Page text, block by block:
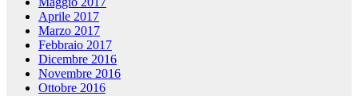
Aprile 2017
Marzo 2017
Febbraio 2017
Dicembre 2016
Novembre 2016
Ottobre 2016